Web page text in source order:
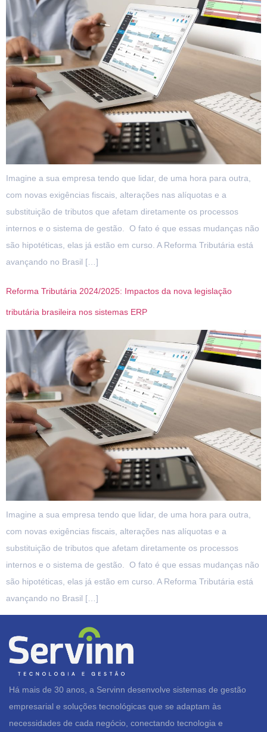
Imagine a sua empresa tendo que lidar, de uma hora para outra,
com novas exigências fiscais, alterações nas alíquotas e a
substituição de tributos que afetam diretamente os processos
internos e o sistema de gestão. O fato é que essas mudanças não
são hipotéticas, elas já estão em curso. A Reforma Tributária está
avançando no Brasil […]
Reforma Tributária 2024/2025: Impactos da nova legislação
tributária brasileira nos sistemas ERP
Imagine a sua empresa tendo que lidar, de uma hora para outra,
com novas exigências fiscais, alterações nas alíquotas e a
substituição de tributos que afetam diretamente os processos
internos e o sistema de gestão. O fato é que essas mudanças não
são hipotéticas, elas já estão em curso. A Reforma Tributária está
avançando no Brasil […]
Há mais de 30 anos, a Servinn desenvolve sistemas de gestão
empresarial e soluções tecnológicas que se adaptam às
necessidades de cada negócio, conectando tecnologia e